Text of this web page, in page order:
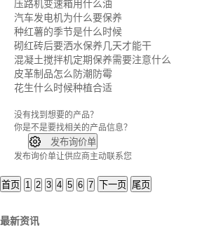
压路机变速箱用什么油
汽车发电机为什么要保养
种红薯的季节是什么时候
砌红砖后要洒水保养几天才能干
混凝土搅拌机定期保养需要注意什么
皮革制品怎么防潮防霉
花生什么时候种植合适
没有找到想要的产品？
你是不是要找相关的产品信息？
 发布询价单
发布询价单让供应商主动联系您
首页 1 2 3 4 5 6 7 下一页 尾页
最新资讯